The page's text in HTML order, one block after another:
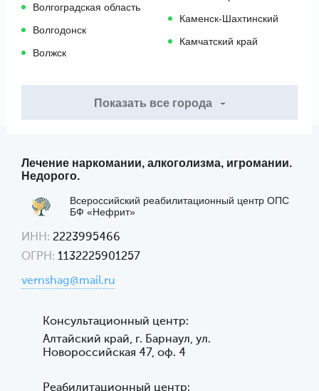
Волгоградская область
Волгодонск
Волжск
Каменск-Шахтинский
Камчатский край
Показать все города
Лечение наркомании, алкоголизма, игромании.
Недорого.
Всероссийский реабилитационный центр ОПС
БФ «Нефрит»
ИНН: 2223995466
ОГРН: 1132225901257
vernshag@mail.ru
Консультационный центр:
Алтайский край, г. Барнаул, ул.
Новороссийская 47, оф. 4
Реабилитационный центр: